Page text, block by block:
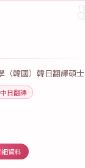
（韓國）韓日翻譯碩士
中日翻譯
細資料